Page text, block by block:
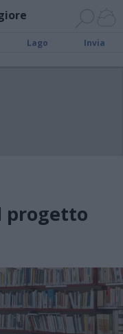
Lago Invia
progetto